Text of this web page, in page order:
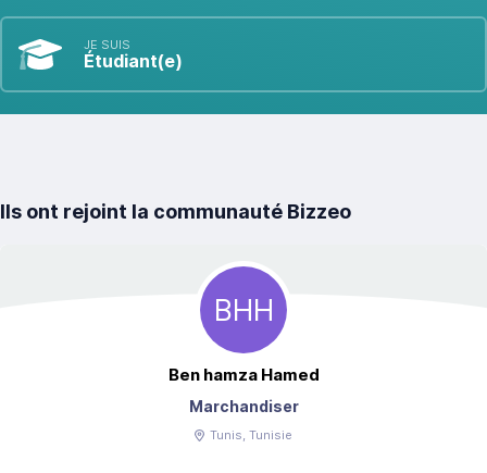
JE SUIS
Étudiant(e)
Ils ont rejoint la communauté Bizzeo
BHH
Ben hamza Hamed
Marchandiser
Tunis, Tunisie